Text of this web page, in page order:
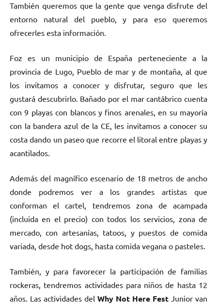
También queremos que la gente que venga disfrute del
entorno natural del pueblo, y para eso queremos
ofrecerles esta información.
Foz es un municipio de España perteneciente a la
provincia de Lugo, Pueblo de mar y de montaña, al que
los invitamos a conocer y disfrutar, seguro que les
gustará descubrirlo. Bañado por el mar cantábrico cuenta
con 9 playas con blancos y finos arenales, en su mayoría
con la bandera azul de la CE, les invitamos a conocer su
costa dando un paseo que recorre el litoral entre playas y
acantilados.
Además del magnífico escenario de 18 metros de ancho
donde podremos ver a los grandes artistas que
conforman el cartel, tendremos zona de acampada
(incluida en el precio) con todos los servicios, zona de
mercado, con artesanías, tatoos, y puestos de comida
variada, desde hot dogs, hasta comida vegana o pasteles.
También, y para favorecer la participación de familias
rockeras, tendremos actividades para niños de hasta 12
años. Las actividades del Why Not Here Fest Junior van